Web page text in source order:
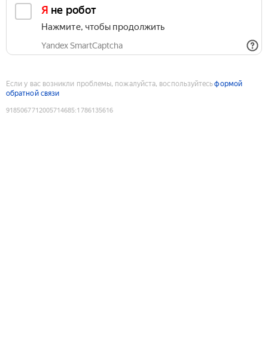
Я не робот
Нажмите, чтобы продолжить
Yandex SmartCaptcha
Если у вас возникли проблемы, пожалуйста, воспользуйтесьформой
обратной связи
9185067712005714685:1786135616